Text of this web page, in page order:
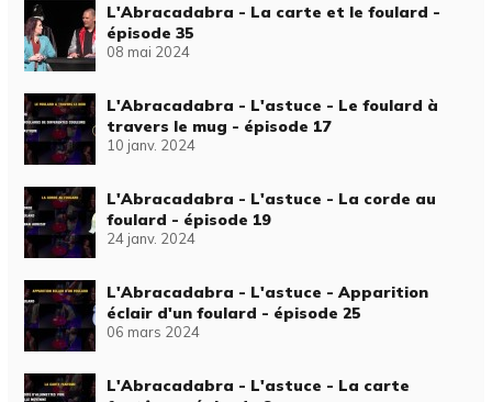
L'Abracadabra - La carte et le foulard -
épisode 35
08 mai 2024
L'Abracadabra - L'astuce - Le foulard à
travers le mug - épisode 17
10 janv. 2024
L'Abracadabra - L'astuce - La corde au
foulard - épisode 19
24 janv. 2024
L'Abracadabra - L'astuce - Apparition
éclair d'un foulard - épisode 25
06 mars 2024
L'Abracadabra - L'astuce - La carte